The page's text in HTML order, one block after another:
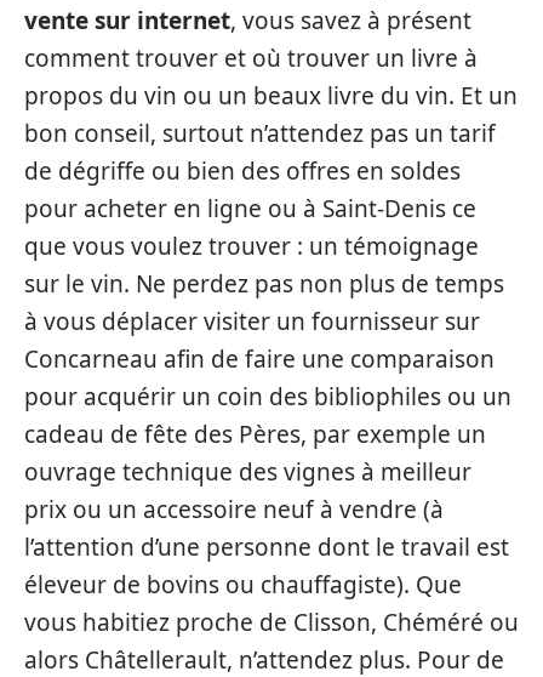
vente sur internet, vous savez à présent
comment trouver et où trouver un livre à
propos du vin ou un beaux livre du vin. Et un
bon conseil, surtout n’attendez pas un tarif
de dégriffe ou bien des offres en soldes
pour acheter en ligne ou à Saint-Denis ce
que vous voulez trouver : un témoignage
sur le vin. Ne perdez pas non plus de temps
à vous déplacer visiter un fournisseur sur
Concarneau afin de faire une comparaison
pour acquérir un coin des bibliophiles ou un
cadeau de fête des Pères, par exemple un
ouvrage technique des vignes à meilleur
prix ou un accessoire neuf à vendre (à
l’attention d’une personne dont le travail est
éleveur de bovins ou chauffagiste). Que
vous habitiez proche de Clisson, Chéméré ou
alors Châtellerault, n’attendez plus. Pour de